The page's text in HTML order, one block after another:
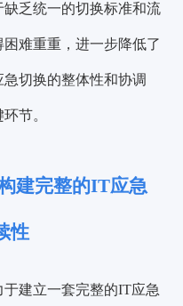
缺乏统一的切换标准和流
困难重重，进一步降低了
切换的整体性和协调
节。
建完整的IT应急
性
建立一套完整的IT应急